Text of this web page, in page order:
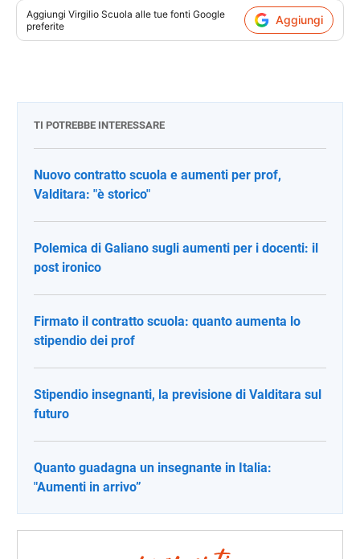
Aggiungi Virgilio Scuola alle tue fonti Google
preferite
Aggiungi
TI POTREBBE INTERESSARE
Nuovo contratto scuola e aumenti per prof,
Valditara: "è storico"
Polemica di Galiano sugli aumenti per i docenti: il
post ironico
Firmato il contratto scuola: quanto aumenta lo
stipendio dei prof
Stipendio insegnanti, la previsione di Valditara sul
futuro
Quanto guadagna un insegnante in Italia:
"Aumenti in arrivo”